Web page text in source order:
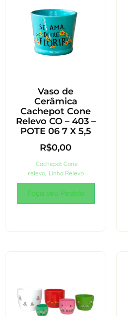
Vaso de
Cerâmica
Cachepot Cone
Relevo CO – 403 –
POTE 06 7 X 5,5
R$0,00
Cachepot Cone
relevo, Linha Relevo
Faça seu Pedido